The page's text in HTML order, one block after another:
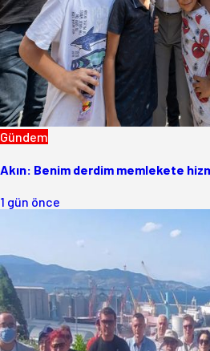
Gündem
Akın: Benim derdim memlekete
1 gün önce